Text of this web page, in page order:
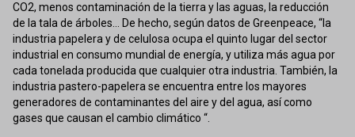
CO2, menos contaminación de la tierra y las aguas, la reducción
de la tala de árboles... De hecho, según datos de Greenpeace, “la
industria papelera y de celulosa ocupa el quinto lugar del sector
industrial en consumo mundial de energía, y utiliza más agua por
cada tonelada producida que cualquier otra industria. También, la
industria pastero-papelera se encuentra entre los mayores
generadores de contaminantes del aire y del agua, así como
gases que causan el cambio climático “.